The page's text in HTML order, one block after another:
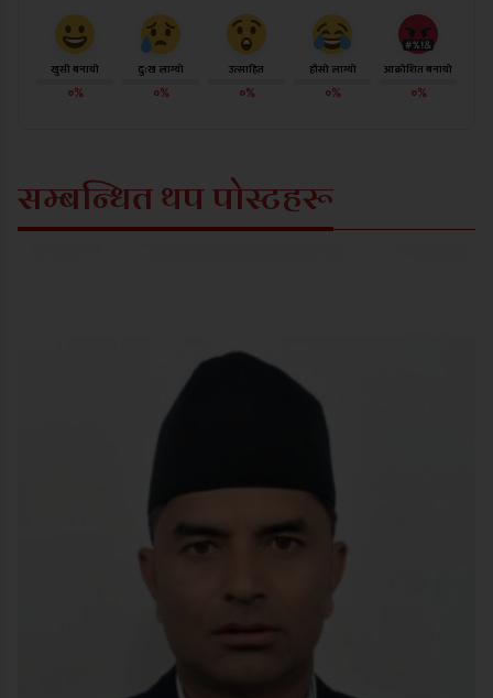
खुसी बनायो
०%
दु:ख लाग्यो
०%
उत्साहित
०%
हाँसो लाग्यो
०%
आक्रोशित बनायो
०%
सम्बन्धित थप पोस्टहरू